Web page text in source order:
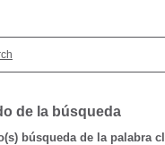
de la búsqueda
búsqueda de la palabra